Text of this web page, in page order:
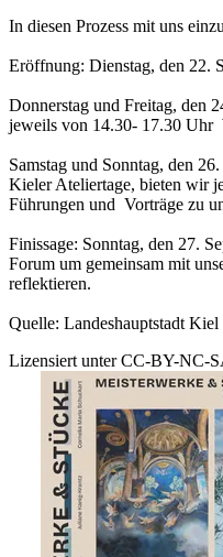
In diesen Prozess mit uns
Eröffnung: Dienstag, den 22.
Donnerstag und Freitag, den
jeweils von 14.30- 17.30 Uhr
Samstag und Sonntag, den
Kieler Ateliertage, bieten wir
Führungen und Vorträge zu
Finissage: Sonntag, den 27.
Forum um gemeinsam mit
reflektieren.
Quelle: Landeshauptstadt
Lizensiert unter CC-BY-NC-